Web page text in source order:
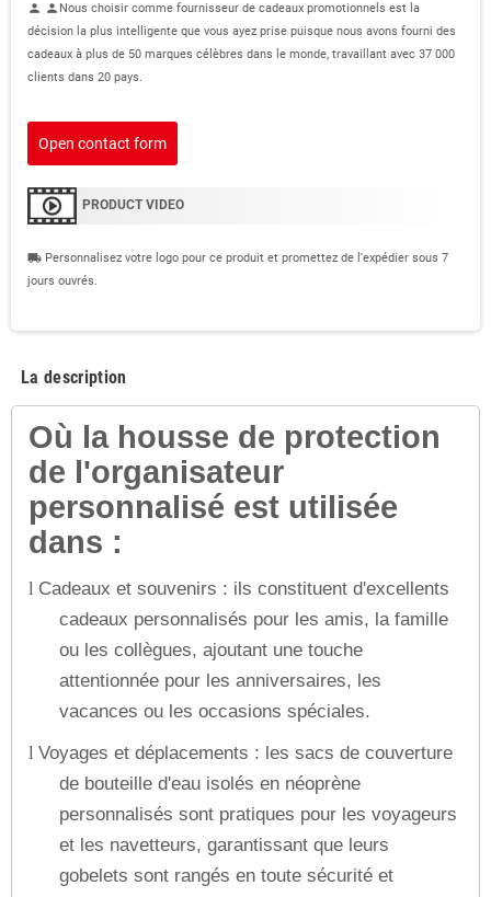
person personNous choisir comme fournisseur de cadeaux promotionnels est la
décision la plus intelligente que vous ayez prise puisque nous avons fourni des
cadeaux à plus de 50 marques célèbres dans le monde, travaillant avec 37 000
clients dans 20 pays.
Open contact form
PRODUCT VIDEO
local_shipping Personnalisez votre logo pour ce produit et promettez de l'expédier sous 7
jours ouvrés.
La description
Où la housse de protection
de l'organisateur
personnalisé est utilisée
dans :
l Cadeaux et souvenirs : ils constituent d'excellents
cadeaux personnalisés pour les amis, la famille
ou les collègues, ajoutant une touche
attentionnée pour les anniversaires, les
vacances ou les occasions spéciales.
l Voyages et déplacements : les sacs de couverture
de bouteille d'eau isolés en néoprène
personnalisés sont pratiques pour les voyageurs
et les navetteurs, garantissant que leurs
gobelets sont rangés en toute sécurité et